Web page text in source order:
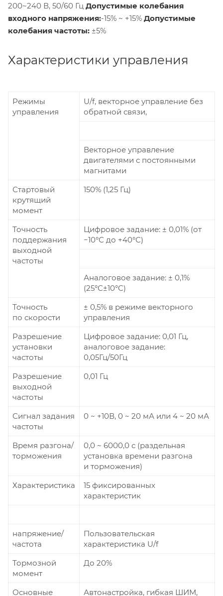
200~240 В, 50/60 Гц Допустимые колебания
входного напряжения:-15% ~ +15% Допустимые
колебания частоты: ±5%
Характеристики управления
Режимы
управления
U/f, векторное управление без
обратной связи,
Векторное управление
двигателями с постоянными
магнитами
Стартовый
крутящий
момент
150% (1,25 Гц)
Точность
поддержания
выходной
частоты
Цифровое задание: ± 0,01% (от
−10°С до +40°С)
Аналоговое задание: ± 0,1%
(25°С±10°С)
Точность
по скорости
± 0,5% в режиме векторного
управления
Разрешение
установки
частоты
Цифровое задание: 0,01 Гц,
аналоговое задание:
0,05Гц/50Гц
Разрешение
выходной
частоты
0,01 Гц
Сигнал задания
частоты
0 ~ +10В, 0 ~ 20 мА или 4 ~ 20 мА
Время разгона/
торможения
0,0 ~ 6000,0 с (раздельная
установка времени разгона
и торможения)
Характеристика
15 фиксированных
характеристик
напряжение/
частота
Пользовательская
характеристика U/f
Тормозной
момент
До 20%
Основные Автонастройка, гибкая ШИМ,